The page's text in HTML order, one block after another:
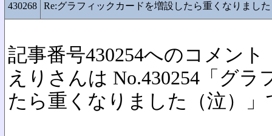
430268 Re:グラフィックカードを増設したら重くなりました
記事番号430254へのコメント
えりさんは No.430254「グ
たら重くなりました（泣）